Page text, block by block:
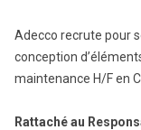
Adecco recrute pour
conception
maintenance H/F en
Rattaché au